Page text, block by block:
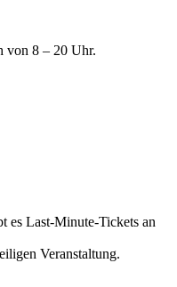
von 8 – 20 Uhr.
es Last-Minute-Tickets an
Veranstaltung.